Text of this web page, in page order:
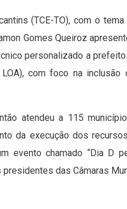
(TCE-TO), com o tema
Gomes Queiroz
personalizado a
com foco na inclusão
atendeu a 115
da execução dos
evento chamado “Dia D
das Câmaras